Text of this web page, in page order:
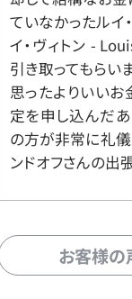
ていなかったルイ
イ・ヴィトン -
引き取ってもらい
思ったよりいいお
定を申し込んだ
の方が非常に礼儀
ンドオフさんの出
お客様